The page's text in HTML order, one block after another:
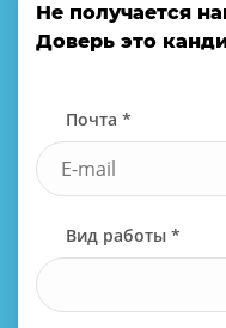
Не получается
Доверь это
Почта *
Вид работы *